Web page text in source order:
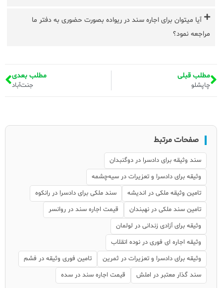
آیا میتوان برای اجاره سند در ریواده بصورت حضوری به دفتر ما
مراجعه نمود؟
مطلب قبلی
چاپشلو
مطلب بعدی
جنت‌آباد
صفحات مرتبط
سند وثیقه برای دادسرا در دوگنبدان
وثیقه برای دادسرا و تعزیرات در سیه‌چشمه
تامین وثیقه ملکی در اندیشه
سند ملکی برای دادسرا در رانکوه
تامین سند ملکی در نهبندان
قیمت اجاره سند در روانسر
وثیقه برای آزادی زندانی در لولمان
وثیقه اجاره ای فوری در نوده انقلاب
وثیقه برای دادسرا و تعزیرات در ثمرین
تامین فوری وثیقه در فشم
سند گذار معتبر در املش
قیمت اجاره سند در سده